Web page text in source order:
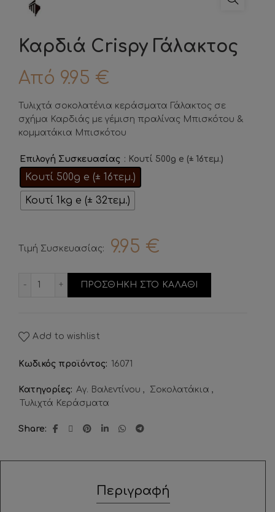
Καρδιά Crispy Γάλακτος
Από 9.95 €
Τυλιχτά σοκολατένια κεράσματα Γάλακτος σε
σχήμα Καρδιάς με γέμιση πραλίνας Μπισκότου &
κομματάκια Μπισκότου
Επιλογή Συσκευασίας : Κουτί 500g e (± 16τεμ.)
Κουτί 500g e (± 16τεμ.)
Κουτί 1kg e (± 32τεμ.)
9.95 €
Τιμή Συσκευασίας:
Καρδιά Crispy Γάλακτος ποσότητα
ΠΡΟΣΘΗΚΗ ΣΤΟ ΚΑΛΑΘΙ
Add to wishlist
Κωδικός προϊόντος: 16071
Κατηγορίες: Αγ. Βαλεντίνου , Σοκολατάκια ,
Τυλιχτά Κεράσματα
Share
Περιγραφή